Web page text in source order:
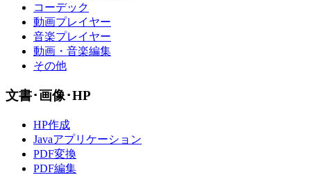
コーデック
動画プレイヤー
音楽プレイヤー
動画・音楽編集
その他
文書･画像･HP
HP作成
Javaアプリケーション
PDF変換
PDF編集